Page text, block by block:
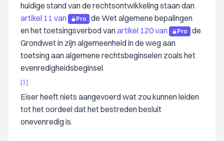
huidige stand van de rechtsontwikkeling staan dan
artikel 11 van
Pro
de Wet algemene bepalingen
en het toetsingsverbod vanartikel 120 van Pro
de
Grondwet in zijn algemeenheid in de weg aan
toetsing aan algemene rechtsbeginselen zoals het
evenredigheidsbeginsel.
[1]
Eiser heeft niets aangevoerd wat zou kunnen leiden
tot het oordeel dat het bestreden besluit
onevenredig is.